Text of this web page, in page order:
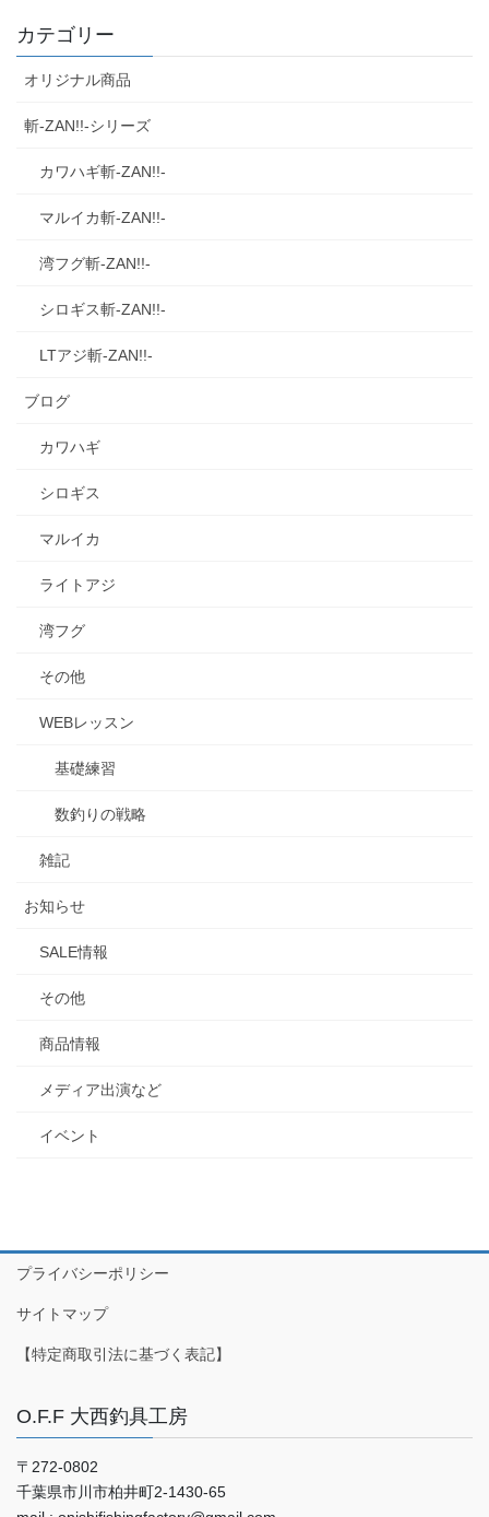
カテゴリー
オリジナル商品
斬‐ZAN!!‐シリーズ
カワハギ斬‐ZAN!!‐
マルイカ斬‐ZAN!!‐
湾フグ斬‐ZAN!!‐
シロギス斬‐ZAN!!‐
LTアジ斬‐ZAN!!‐
ブログ
カワハギ
シロギス
マルイカ
ライトアジ
湾フグ
その他
WEBレッスン
基礎練習
数釣りの戦略
雑記
お知らせ
SALE情報
その他
商品情報
メディア出演など
イベント
プライバシーポリシー
サイトマップ
【特定商取引法に基づく表記】
O.F.F 大西釣具工房
〒272-0802
千葉県市川市柏井町2-1430-65